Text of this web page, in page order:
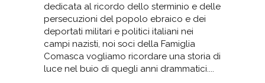
dedicata al ricordo dello sterminio e delle
persecuzioni del popolo ebraico e dei
deportati militari e politici italiani nei
campi nazisti, noi soci della Famiglia
Comasca vogliamo ricordare una storia di
luce nel buio di quegli anni drammatici.